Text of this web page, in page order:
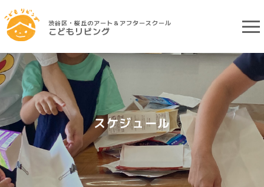
渋谷区・桜丘のアート＆アフタースクール
こどもリビング
スケジュール